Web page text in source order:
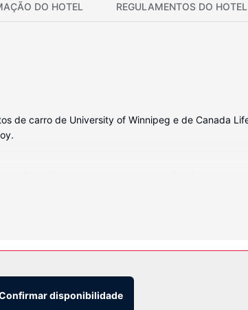
DO HOTEL REGULAMENTOS DO HOTEL
de carro de University of Winnipeg e de Canada
por cabo. As comodidades incluem ainda secretárias
para a piscina. Se preferir, poderá quedar-se no
disponibilidade